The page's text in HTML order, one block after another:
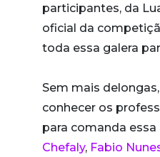
participantes, da
oficial da
toda essa galera
Sem mais
conhecer os
para comanda essa
Chefaly, Fabio